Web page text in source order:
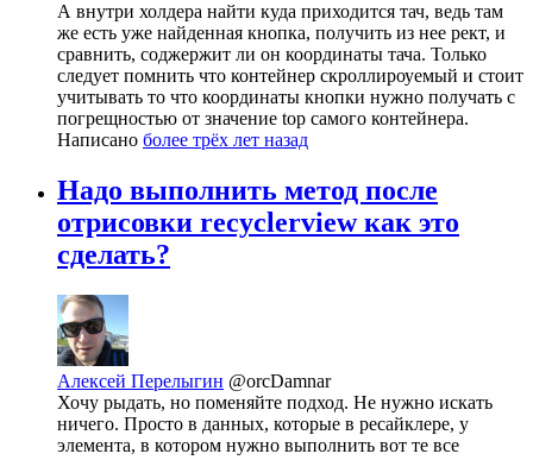
А внутри холдера найти куда приходится тач, ведь там
же есть уже найденная кнопка, получить из нее рект, и
сравнить, соджержит ли он координаты тача. Только
следует помнить что контейнер скроллироуемый и стоит
учитывать то что координаты кнопки нужно получать c
погрещностью от значение top самого контейнера.
Написано более трёх лет назад
Надо выполнить метод после
отрисовки recyclerview как это
сделать?
Алексей Перелыгин @orcDamnar
Хочу рыдать, но поменяйте подход. Не нужно искать
ничего. Просто в данных, которые в ресайклере, у
элемента, в котором нужно выполнить вот те все